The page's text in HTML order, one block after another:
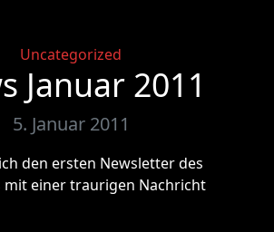
Categories
Uncategorized
Januar 2011
5. Januar 2011
den ersten Newsletter des
mit einer traurigen Nachricht